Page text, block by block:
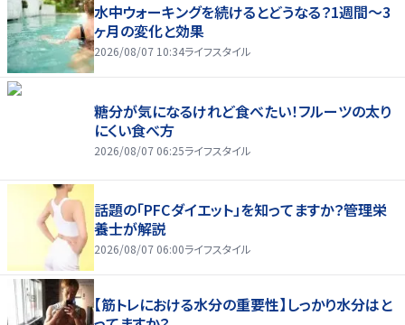
水中ウォーキングを続けるとどうなる？1週間～3
ヶ月の変化と効果
2026/08/07 10:34ライフスタイル
糖分が気になるけれど食べたい！フルーツの太り
にくい食べ方
2026/08/07 06:25ライフスタイル
話題の「PFCダイエット」を知ってますか？管理栄
養士が解説
2026/08/07 06:00ライフスタイル
【筋トレにおける水分の重要性】しっかり水分はと